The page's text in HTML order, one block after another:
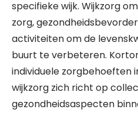
specifieke wijk. Wijkzorg
zorg,
activiteiten om de
buurt te verbeteren.
individuele zorgbehoeften
wijkzorg zich richt op
gezondheidsaspecten